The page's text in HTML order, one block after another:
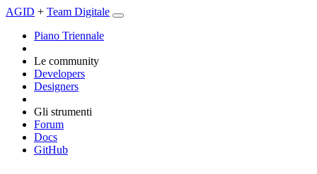
AGID + Team Digitale
Piano Triennale
Le community
Developers
Designers
Gli strumenti
Forum
Docs
GitHub